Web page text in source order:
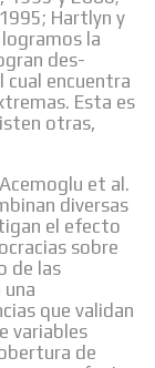
Hartlyn y
la
des-
encuentra
Esta es
otras,
et al.
diversas
el efecto
sobre
de las
que validan
variables
de